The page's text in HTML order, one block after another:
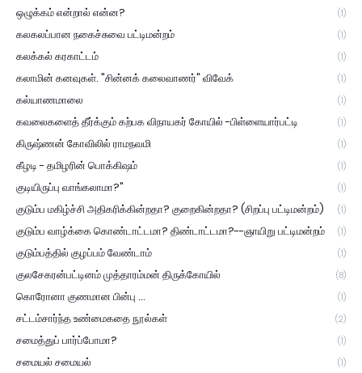
ஒழுக்கம் என்றால் என்ன? (1)
கலகலப்பான நகைச்சுவை பட்டிமன்றம் (1)
கலக்கல் கரகாட்டம் (1)
கலாமின் கனவுகள். "சின்னக் கலைவாணர்" விவேக் (1)
கல்யாணமாலை (1)
கவலைகளைத் தீர்க்கும் கற்பக விநாயகர் கோயில் -பிள்ளையார்பட்டி (1)
கிருஷ்ணன் கோவிலில் ராமநவமி (1)
கீழடி - தமிழரின் பொக்கிஷம் (1)
குடியிருப்பு வாங்கலாமா?" (1)
குடும்ப மகிழ்ச்சி அதிகரிக்கின்றதா? குறைகின்றதா? (சிறப்பு பட்டிமன்றம்) (1)
குடும்ப வாழ்க்கை கொண்டாட்டமா? திண்டாட்டமா?--ஞாயிறு பட்டிமன்றம் (1)
குடும்பத்தில் குழப்பம் வேண்டாம் (1)
குலசேகரன்பட்டினம் முத்தாரம்மன் திருக்கோயில் (8)
கொரோனா குணமான பின்பு ... (1)
சட்டம்சார்ந்த உண்மைகதை நூல்கள் (2)
சமைத்துப் பார்ப்போமா? (1)
சமையல் சமையல் (1)